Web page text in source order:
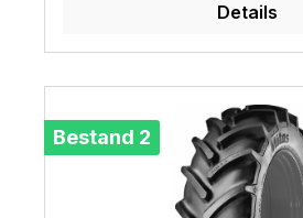
Details
Bestand 2